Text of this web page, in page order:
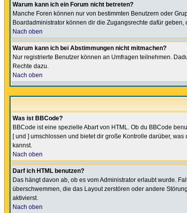
Warum kann ich ein Forum nicht betreten?
Manche Foren können nur von bestimmten Benutzern oder
Boardadministrator können dir die Zugangsrechte dafür
Nach oben
Warum kann ich bei Abstimmungen nicht mitmachen?
Nur registrierte Benutzer können an Umfragen teilnehmen.
Rechte dazu.
Nach oben
Was ist BBCode?
BBCode ist eine spezielle Abart von HTML. Ob du BBCode
[ und ] umschlossen und bietet dir große Kontrolle darüber,
kannst.
Nach oben
Darf ich HTML benutzen?
Das hängt davon ab, ob es vom Administrator erlaubt wurde.
überschwemmen, die das Layout zerstören oder andere
aktivierst.
Nach oben